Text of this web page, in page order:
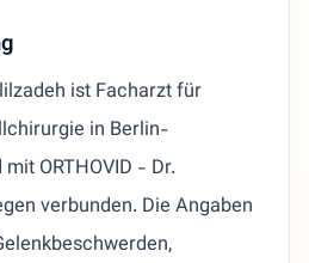
ist Facharzt für
in Berlin-
ORTHOVID - Dr.
verbunden. Die Angaben